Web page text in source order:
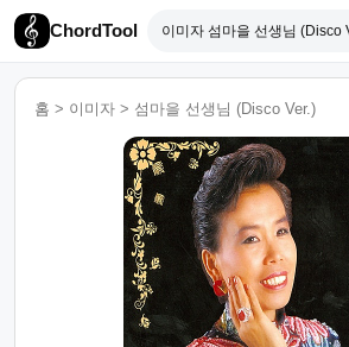
ChordTool
홈 > 이미자 > 섬마을 선생님 (Disco Ver.)